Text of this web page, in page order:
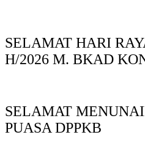
SELAMAT HARI
H/2026 M. BKAD
SELAMAT
PUASA DPPKB